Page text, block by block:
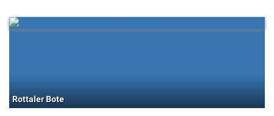
Rottaler Bote